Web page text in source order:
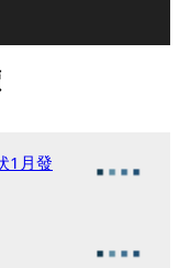
1月發